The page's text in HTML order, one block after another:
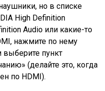
но в списке
High Definition
Audio или какие-то
нажмите по нему
пункт
(делайте это, когда
по HDMI).